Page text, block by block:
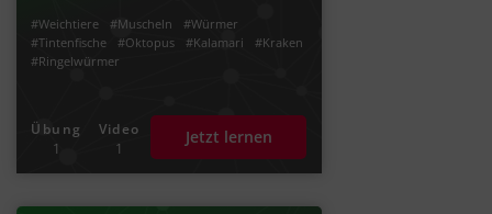
#Weichtiere #Muscheln
#Würmer
#Tintenfische
#Oktopus #Kalamari
#Kraken
#Ringelwürmer
Übung
1
Video
1
Jetzt lernen